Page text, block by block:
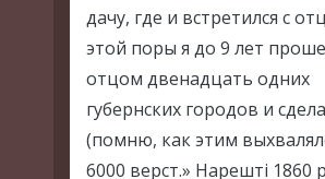
дачу, где и встретился с
этой поры я до 9 лет
отцом двенадцать одних
губернских городов и
(помню, как этим
6000 верст.» Нарешті 1860